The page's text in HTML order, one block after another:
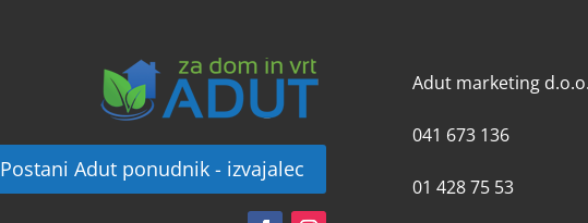
Postani Adut ponudnik - izvajalec
Adut marketing
041 673 136
01 428 75 53